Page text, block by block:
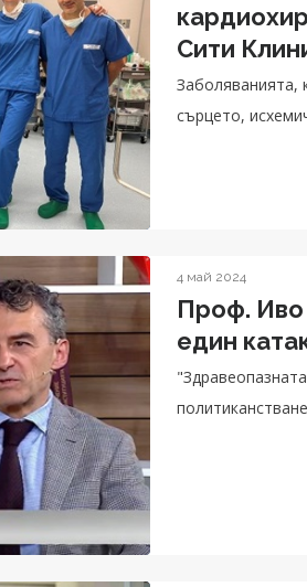
Сити
Заболяванията,
сърцето,
4 май 2024
Проф. Иво
един